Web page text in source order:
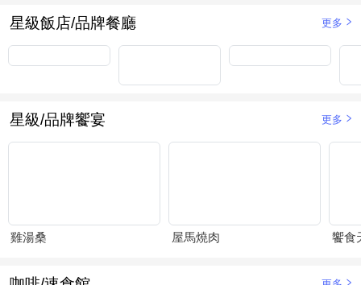
星級飯店/品牌餐廳 更多
星級/品牌饗宴 更多
雞湯桑 屋馬燒肉 饗食